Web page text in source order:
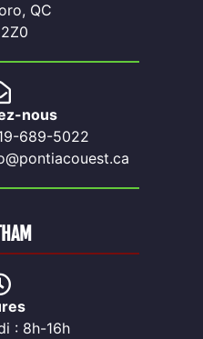
QC
nous
689-5022
: 8h-16h